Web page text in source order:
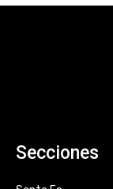
Secciones